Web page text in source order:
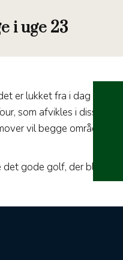
i uge 23
er lukket fra i dag ind
som afvikles i disse
vil begge områder
gode golf, der bliver